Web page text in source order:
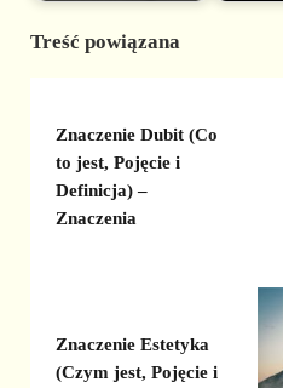
Treść powiązana
Znaczenie Dubit (Co
to jest, Pojęcie i
Definicja) –
Znaczenia
Znaczenie Estetyka
(Czym jest, Pojęcie i